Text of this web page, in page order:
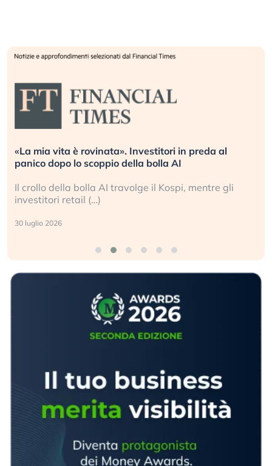
«La mia vita è rovinata». Investitori in preda al
panico dopo lo scoppio della bolla AI
Il crollo della bolla AI travolge il Kospi, mentre gli
investitori retail (…)
30 luglio 2026